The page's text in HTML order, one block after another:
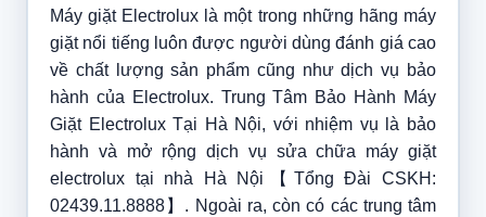
Máy giặt Electrolux là một trong những hãng máy
giặt nổi tiếng luôn được người dùng đánh giá cao
về chất lượng sản phẩm cũng như dịch vụ bảo
hành của Electrolux. Trung Tâm Bảo Hành Máy
Giặt Electrolux Tại Hà Nội, với nhiệm vụ là bảo
hành và mở rộng dịch vụ sửa chữa máy giặt
electrolux tại nhà Hà Nội【Tổng Đài CSKH:
02439.11.8888】. Ngoài ra, còn có các trung tâm